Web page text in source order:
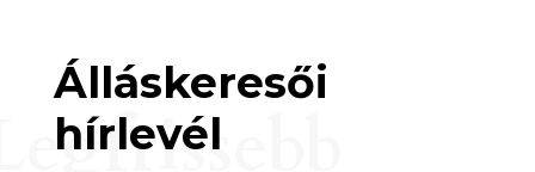
Álláskeresői
hírlevél